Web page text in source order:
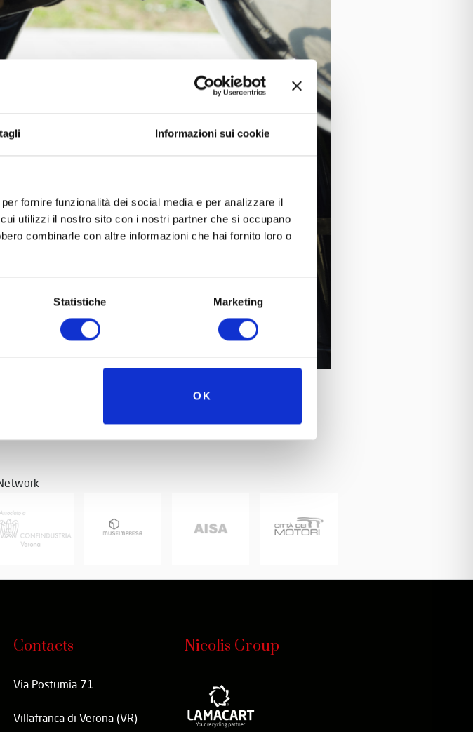
Informazioni sui cookie
fornire funzionalità dei social media e per analizzare il
utilizzi il nostro sito con i nostri partner che si occupano
combinarle con altre informazioni che hai fornito loro o
Statistiche Marketing
OK
Contacts
Via Postumia 71
Villafranca di Verona (VR)
Nicolis Group